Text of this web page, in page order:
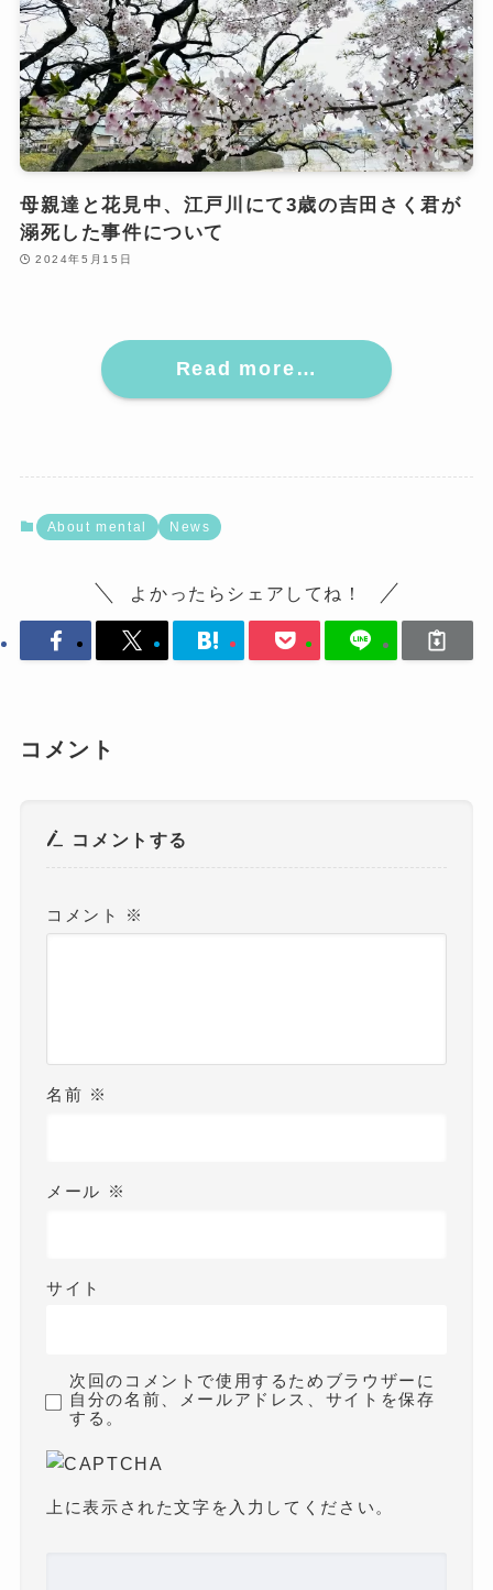
母親達と花見中、江戸川にて3歳の吉田さく君が
溺死した事件について
2024年5月15日
Read more…
About mental News
よかったらシェアしてね！
コメント
コメントする
コメント ※
名前 ※
メール ※
サイト
次回のコメントで使用するためブラウザーに
自分の名前、メールアドレス、サイトを保存
する。
上に表示された文字を入力してください。